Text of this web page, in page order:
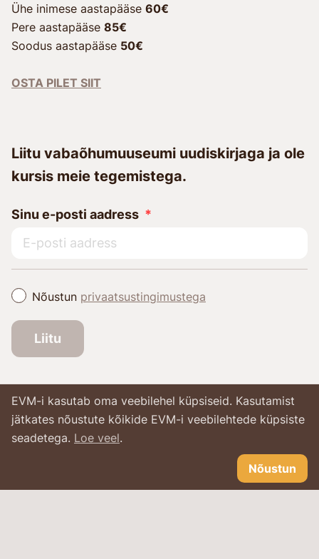
Ühe inimese aastapääse 60€
Pere aastapääse 85€
Soodus aastapääse 50€
OSTA PILET SIIT
Liitu vabaõhumuuseumi uudiskirjaga ja ole
kursis meie tegemistega.
Sinu e-posti aadress
Nõustun privaatsustingimustega
Liitu
EVM-i kasutab oma veebilehel küpsiseid. Kasutamist
jätkates nõustute kõikide EVM-i veebilehtede küpsiste
seadetega. Loe veel.
Nõustun